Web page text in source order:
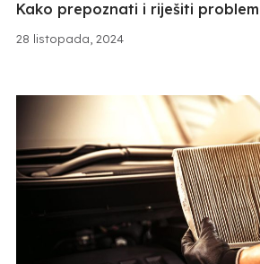
28 listopada, 2024
Kako prepoznati i riješiti